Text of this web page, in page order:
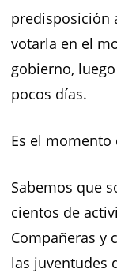
predisposición
votarla en el
gobierno,
pocos días.
Es el
Sabemos que
cientos de
Compañeras y
las juventudes